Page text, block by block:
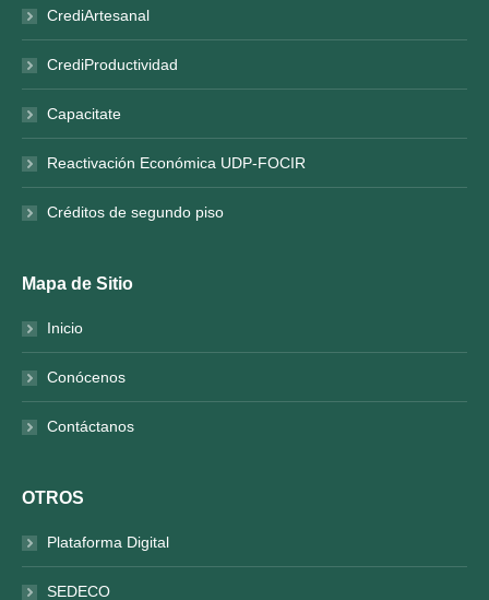
CrediArtesanal
CrediProductividad
Capacitate
Reactivación Económica UDP-FOCIR
Créditos de segundo piso
Mapa de Sitio
Inicio
Conócenos
Contáctanos
OTROS
Plataforma Digital
SEDECO